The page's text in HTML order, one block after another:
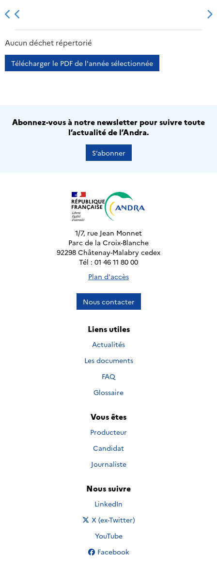
2013 2014
Aucun déchet répertorié
Télécharger le PDF de l'année sélectionnée
Abonnez-vous à notre newsletter pour suivre toute
l’actualité de l’Andra.
S’abonner
1/7, rue Jean Monnet
Parc de la Croix-Blanche
92298 Châtenay-Malabry cedex
Tél : 01 46 11 80 00
Plan d'accès
Nous contacter
Liens utiles
Actualités
Les documents
FAQ
Glossaire
Vous êtes
Producteur
Candidat
Journaliste
Nous suivre
Nous suivre sur
LinkedIn
Nous suivre sur
X (ex-Twitter)
Nous suivre sur
YouTube
Nous suivre sur
Facebook